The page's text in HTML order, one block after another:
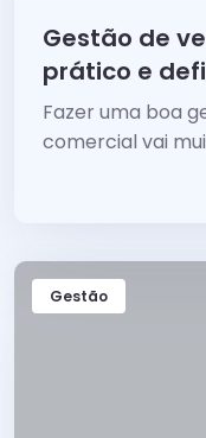
Gestão de
prático e
Fazer uma boa
comercial vai
Gestão